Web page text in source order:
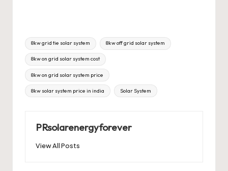
Tags:
8kw grid tie solar system 8kw off grid solar system
8kw on grid solar system cost
8kw on grid solar system price
8kw solar system price in india Solar System
PRsolarenergyforever
View All Posts